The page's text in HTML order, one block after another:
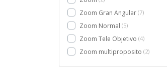
Zoom Gran Angular 7
Zoom Normal 5
Zoom Tele Objetivo 4
Zoom multiproposito 2